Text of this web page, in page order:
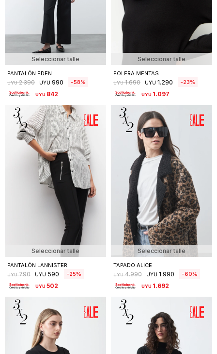
Seleccionar talle
PANTALÓN EDEN
UYU 2.390 UYU 990 58
UYU 842
Seleccionar talle
POLERA MENTAS
UYU 1.690 UYU 1.290 23
UYU 1.097
Seleccionar talle
PANTALÓN LANNISTER
UYU 790 UYU 590 25
UYU502
Seleccionar talle
TAPADO ALICE
UYU 4.990 UYU 1.990 60
UYU 1.692